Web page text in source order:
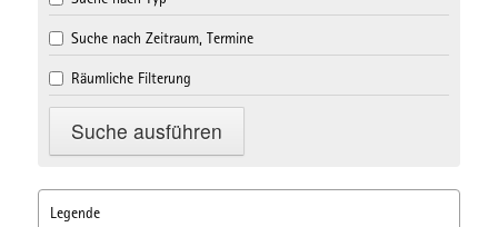
Suche nach Zeitraum, Termine
Räumliche Filterung
Legende